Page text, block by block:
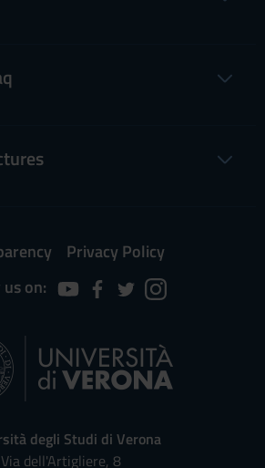
Privacy Policy
on:
degli Studi di Verona
Via dell'Artigliere, 8